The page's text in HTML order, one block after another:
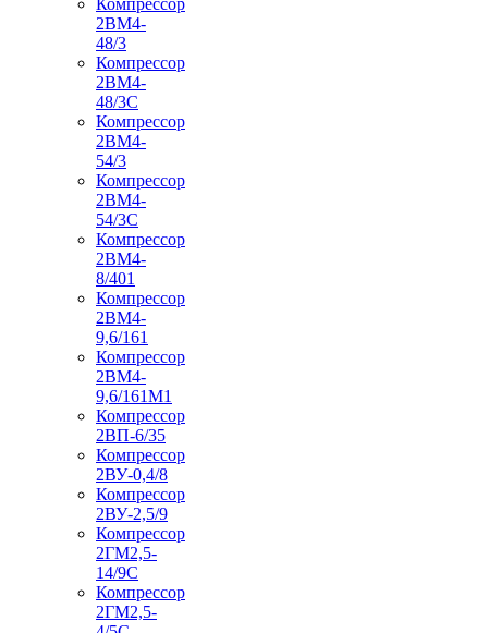
2ВМ4-
48/3
Компрессор
2ВМ4-
48/3С
Компрессор
2ВМ4-
54/3
Компрессор
2ВМ4-
54/3С
Компрессор
2ВМ4-
8/401
Компрессор
2ВМ4-
9,6/161
Компрессор
2ВМ4-
9,6/161М1
Компрессор
2ВП-6/35
Компрессор
2ВУ-0,4/8
Компрессор
2ВУ-2,5/9
Компрессор
2ГМ2,5-
14/9С
Компрессор
2ГМ2,5-